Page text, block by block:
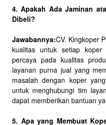
4. Apakah Ada Jaminan
Dibeli?
Jawabannya:CV. Kingkoper
kualitas untuk setiap
percaya pada kualitas
layanan purna jual yang
masalah dengan koper
untuk menghubungi tim
dapat memberikan bantuan
5. Apa yang Membuat